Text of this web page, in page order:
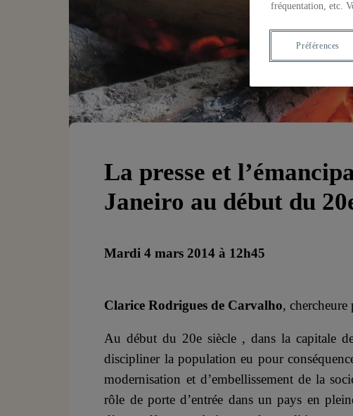
La presse et
Janeiro au début du
Mardi 4 mars 2014 à 12h45
Clarice Rodrigues de Carvalho,
Au début du 20e siècle , dans la capitale
discipliner la population eu pour
modernisation et d’embellissement de la
rôle de porte d’entrée dans un pays en
fréquentation, etc.
Préférences